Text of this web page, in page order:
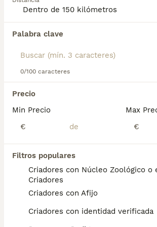
Palabra clave
0/100 caracteres
Precio
Min Precio
€
Max
€
Filtros populares
Criadores con Núcleo Zoológico o
Criadores
Criadores con Afijo
Criadores con identidad verificada
Coated Wheaten Terrier
para obtener
Encontramos 0 Irish Soft
Si deseas exactamente esta
búsqueda y espera el resultado
Preguntas frecuentes
¿Cómo es el carácter del
Soft Coated Wheaten
Terrier?
Personalidad. Estos perros hacen